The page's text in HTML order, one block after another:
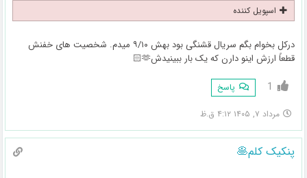
اسپویل کننده
درکل بخوام بگم سریال قشنگی بود بهش ۹/۱۰ میدم. شخصیت های خفنش
قطعاً ارزش اینو دارن که یک بار ببینیدش🫶🏻
1 پاسخ
مرداد ۷, ۱۴۰۵ ۴:۱۲ ق.ظ
پنکیک کلم🥞